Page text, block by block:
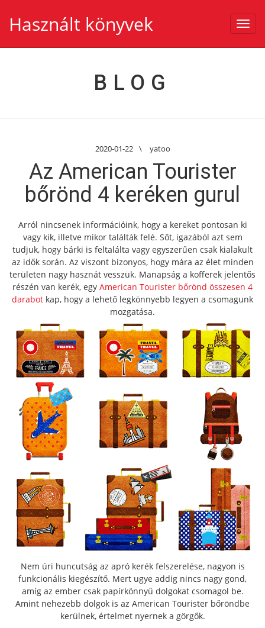
Használt könyvek
BLOG
2020-01-22 \ yatoo
Az American Tourister
bőrönd 4 keréken gurul
Arról nincsenek információink, hogy a kereket pontosan ki
vagy kik, illetve mikor találták felé. Sőt, igazából azt sem
tudjuk, hogy bárki is feltalálta vagy egyszerűen csak kialakult
az idők során. Az viszont bizonyos, hogy mára az élet minden
területen nagy hasznát vesszük. Manapság a kofferek jelentős
részén van kerék, egy American Tourister bőrönd összesen 4
darabot kap, hogy a lehető legkönnyebb legyen a csomagunk
mozgatása.
Nem úri huncutság az apró kerék felszerelése, nagyon is
funkcionális kiegészítő. Mert ugye addig nincs nagy gond,
amíg az ember csak papírkönnyű dolgokat csomagol be.
Amint nehezebb dolgok is az American Tourister bőröndbe
kerülnek, értelmet nyernek a görgők.